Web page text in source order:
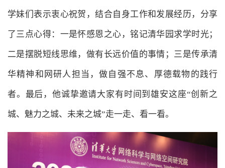
学妹们表示衷心祝贺，结合自身工作和发展经历，分享
了三点心得：一是怀感恩之心，铭记清华园求学时光；
二是摆脱短线思维，做有长远价值的事情；三是传承清
华精神和网研人担当，做自强不息、厚德载物的践行
者。最后，他诚挚邀请大家有时间到雄安这座“创新之
城、魅力之城、未来之城”走一走、看一看。